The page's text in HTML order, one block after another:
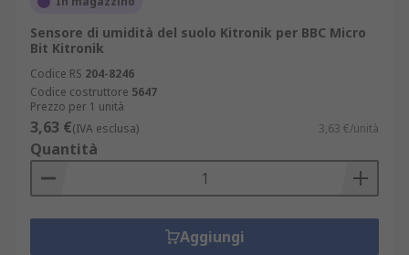
Sensore di umidità del suolo Kitronik per BBC Micro
Bit Kitronik
Codice RS 204-8246
Codice costruttore 5647
Prezzo per 1 unità
3,63 €(IVA esclusa) 3,63 €/unità
Quantità
Aggiungi